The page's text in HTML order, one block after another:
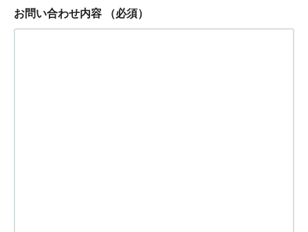
お問い合わせ内容 （必須）